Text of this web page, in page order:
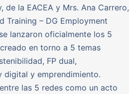
de la EACEA y Mrs. Ana Carrero,
Training – DG Employment
lanzaron oficialmente los 5
en torno a 5 temas
FP dual,
digital y emprendimiento.
las 5 redes como un acto